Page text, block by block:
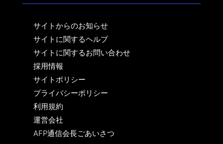
サイトからのお知らせ
サイトに関するヘルプ
サイトに関するお問い合わせ
採用情報
サイトポリシー
プライバシーポリシー
利用規約
運営会社
AFP通信会長ごあいさつ